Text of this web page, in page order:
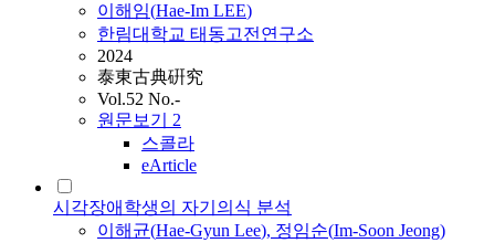
이해임(Hae-Im LEE)
한림대학교 태동고전연구소
2024
泰東古典硏究
Vol.52 No.-
원문보기 2
스콜라
eArticle
시각장애학생의 자기의식 분석
이해 균(Hae-Gyun Lee), 정임순(Im-Soon Jeong)